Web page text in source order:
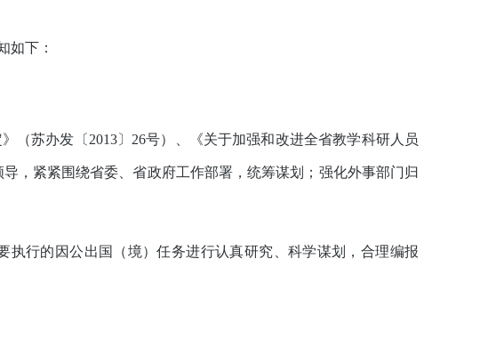
如下：
（苏办发〔 2013〕 26号）、《关于加强和改进全省教学科研人员
，紧紧围绕省委、省政府工作部署，统筹谋划；强化外事部门归
行的因公出国（境）任务进行认真研究、科学谋划，合理编报